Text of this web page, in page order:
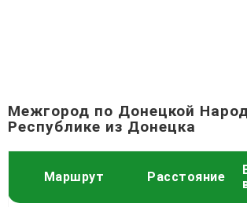
Межгород по Донецкой
Республике из Донецка
Маршрут Расстояние